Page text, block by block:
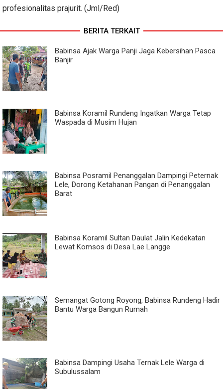
profesionalitas prajurit. (Jml/Red)
BERITA TERKAIT
Babinsa Ajak Warga Panji Jaga Kebersihan Pasca
Banjir
Babinsa Koramil Rundeng Ingatkan Warga Tetap
Waspada di Musim Hujan
Babinsa Posramil Penanggalan Dampingi Peternak
Lele, Dorong Ketahanan Pangan di Penanggalan
Barat
Babinsa Koramil Sultan Daulat Jalin Kedekatan
Lewat Komsos di Desa Lae Langge
Semangat Gotong Royong, Babinsa Rundeng Hadir
Bantu Warga Bangun Rumah
Babinsa Dampingi Usaha Ternak Lele Warga di
Subulussalam